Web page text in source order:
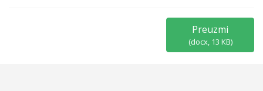
Preuzmi
(docx, 13 KB)